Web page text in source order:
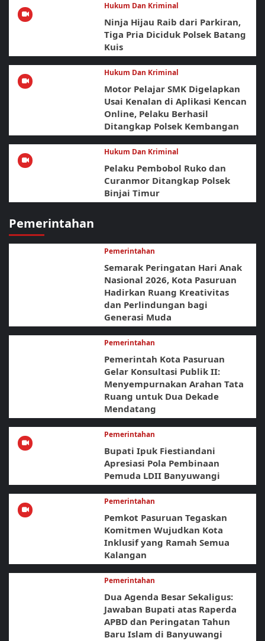
Hukum Dan Kriminal
Ninja Hijau Raib dari Parkiran,
Tiga Pria Diciduk Polsek Batang
Kuis
Hukum Dan Kriminal
Motor Pelajar SMK Digelapkan
Usai Kenalan di Aplikasi Kencan
Online, Pelaku Berhasil
Ditangkap Polsek Kembangan
Hukum Dan Kriminal
Pelaku Pembobol Ruko dan
Curanmor Ditangkap Polsek
Binjai Timur
Pemerintahan
Pemerintahan
Semarak Peringatan Hari Anak
Nasional 2026, Kota Pasuruan
Hadirkan Ruang Kreativitas
dan Perlindungan bagi
Generasi Muda
Pemerintahan
Pemerintah Kota Pasuruan
Gelar Konsultasi Publik II:
Menyempurnakan Arahan Tata
Ruang untuk Dua Dekade
Mendatang
Pemerintahan
Bupati Ipuk Fiestiandani
Apresiasi Pola Pembinaan
Pemuda LDII Banyuwangi
Pemerintahan
Pemkot Pasuruan Tegaskan
Komitmen Wujudkan Kota
Inklusif yang Ramah Semua
Kalangan
Pemerintahan
Dua Agenda Besar Sekaligus:
Jawaban Bupati atas Raperda
APBD dan Peringatan Tahun
Baru Islam di Banyuwangi